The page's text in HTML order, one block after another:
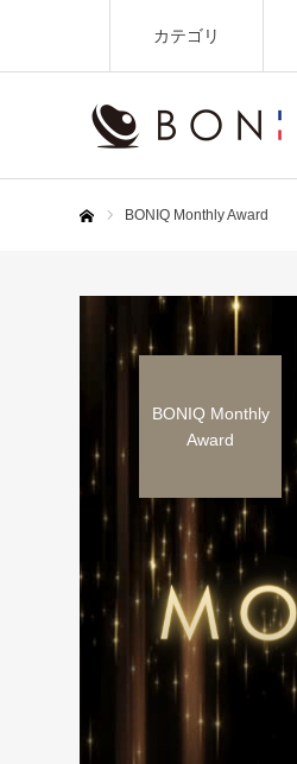
カテゴリ
BONIQ Monthly Award
BONIQ Monthly
Award